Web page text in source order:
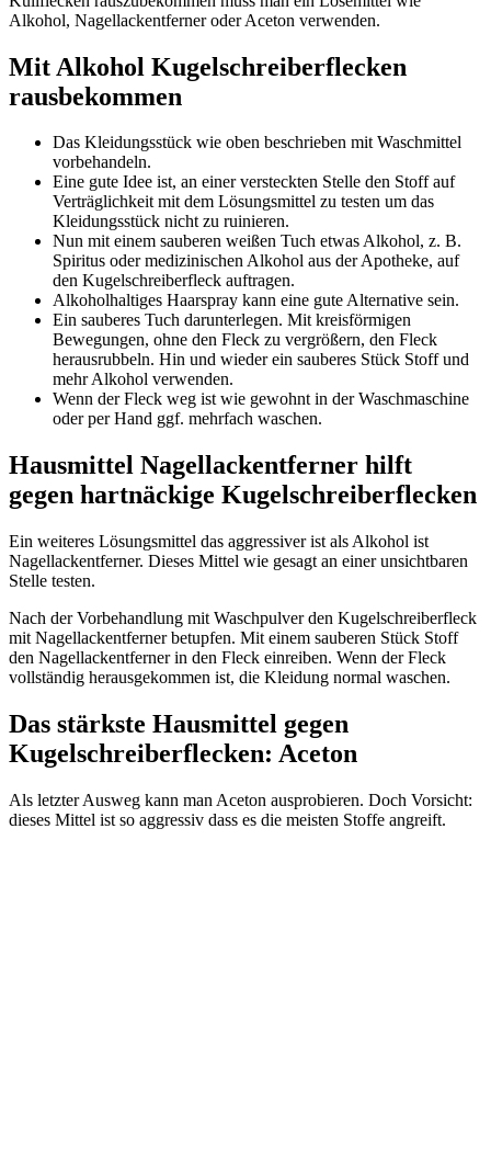
Alkohol, Nagellackentferner oder Aceton verwenden.
Mit Alkohol Kugelschreiberflecken
rausbekommen
Das Kleidungsstück wie oben beschrieben mit Waschmittel
vorbehandeln.
Eine gute Idee ist, an einer versteckten Stelle den Stoff auf
Verträglichkeit mit dem Lösungsmittel zu testen um das
Kleidungsstück nicht zu ruinieren.
Nun mit einem sauberen weißen Tuch etwas Alkohol, z. B.
Spiritus oder medizinischen Alkohol aus der Apotheke, auf
den Kugelschreiberfleck auftragen.
Alkoholhaltiges Haarspray kann eine gute Alternative sein.
Ein sauberes Tuch darunterlegen. Mit kreisförmigen
Bewegungen, ohne den Fleck zu vergrößern, den Fleck
herausrubbeln. Hin und wieder ein sauberes Stück Stoff und
mehr Alkohol verwenden.
Wenn der Fleck weg ist wie gewohnt in der Waschmaschine
oder per Hand ggf. mehrfach waschen.
Hausmittel Nagellackentferner hilft
gegen hartnäckige Kugelschreiberflecken
Ein weiteres Lösungsmittel das aggressiver ist als Alkohol ist
Nagellackentferner. Dieses Mittel wie gesagt an einer unsichtbaren
Stelle testen.
Nach der Vorbehandlung mit Waschpulver den Kugelschreiberfleck
mit Nagellackentferner betupfen. Mit einem sauberen Stück Stoff
den Nagellackentferner in den Fleck einreiben. Wenn der Fleck
vollständig herausgekommen ist, die Kleidung normal waschen.
Das stärkste Hausmittel gegen
Kugelschreiberflecken: Aceton
Als letzter Ausweg kann man Aceton ausprobieren. Doch Vorsicht:
dieses Mittel ist so aggressiv dass es die meisten Stoffe angreift.